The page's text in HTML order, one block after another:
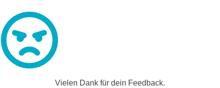
Vielen Dank für dein Feedback.